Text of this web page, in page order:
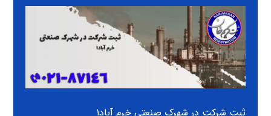
ثبت شرکت در شهرک صنعتی خرم آباد۱